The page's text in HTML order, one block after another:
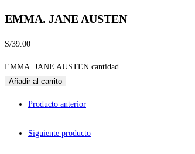
EMMA. JANE AUSTEN
S/39.00
EMMA. JANE AUSTEN cantidad
Añadir al carrito
Producto anterior
Siguiente producto